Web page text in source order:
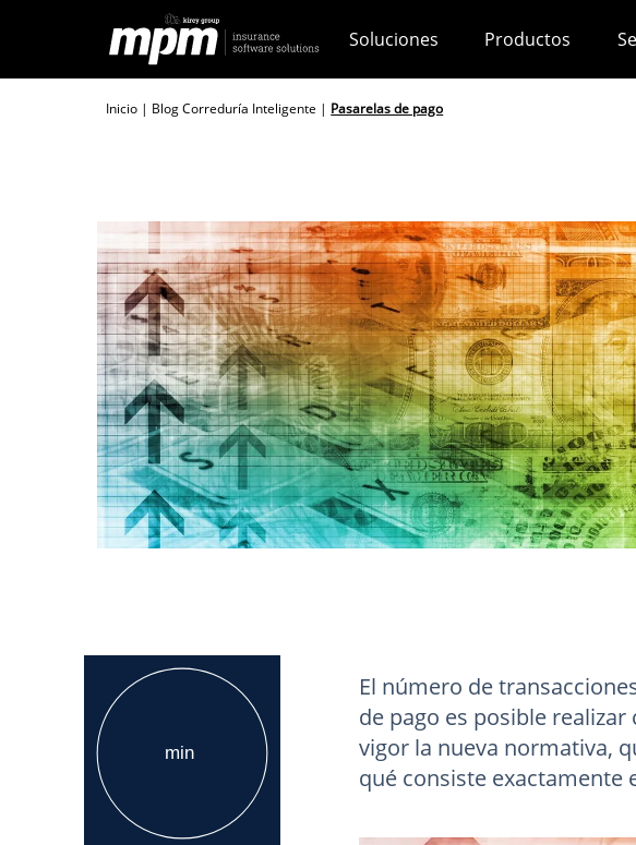
content
Soluciones Productos
Inicio | Blog Correduría Inteligente | Pasarelas de pago
min
El número de
de pago es posible
vigor la nueva normativa,
qué consiste exactamente